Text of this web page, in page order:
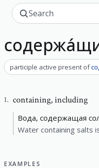
participle active present of
1. containing,including
Вода, содержащая
Water containing salts
EXAMPLES